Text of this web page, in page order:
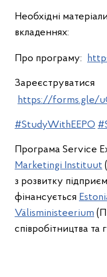
Необхідні
вкладеннях:
Про програму:
Зареєструватися
https://forms.gle/
#StudyWithEEPO
Програма Service
Marketingi Instituut
з розвитку
фінансується
Välisministeerium
співробітництва та